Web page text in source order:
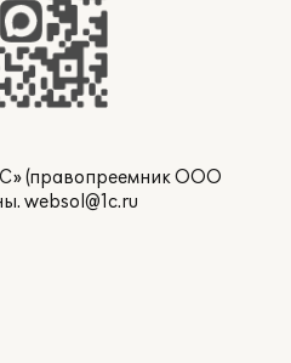
(правопреемник ООО
websol@1c.ru